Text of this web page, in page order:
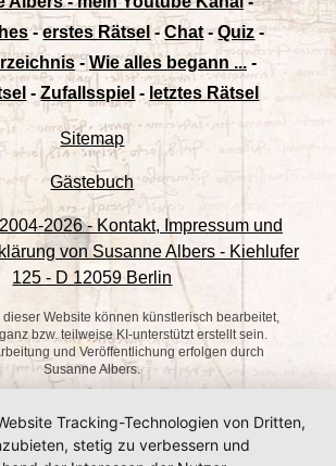
-erstes Rätsel -Chat-Quiz -
-Wie alles begann ...-
-Zufallsspiel - letztes Rätsel
Sitemap
Gästebuch
2026 - Kontakt, Impressum und
von Susanne Albers - Kiehlufer
125 - D 12059 Berlin
dieser Website können künstlerisch bearbeitet,
bzw. teilweise KI-unterstützt erstellt sein.
und Veröffentlichung erfolgen durch
Susanne Albers.
Tracking-Technologien von Dritten,
stetig zu verbessern und